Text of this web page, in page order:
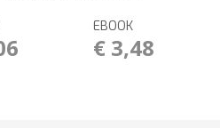
EBOOK
€ 3,48